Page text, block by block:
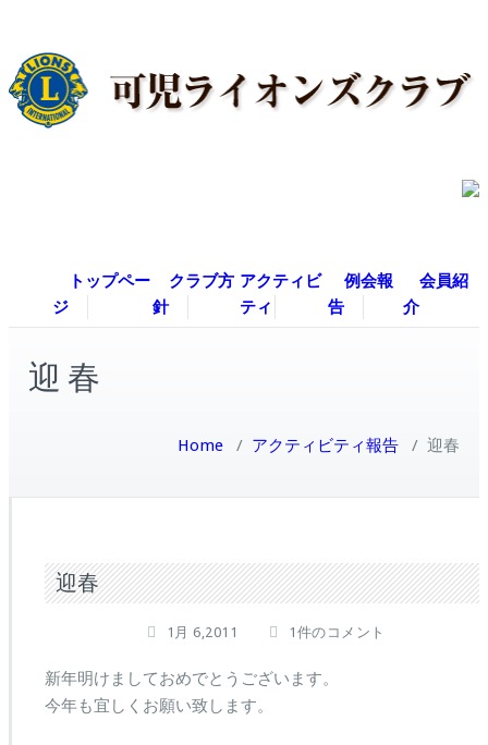
トップペー
ジ
クラブ方
針
アクティビ
ティ
例会報
告
会員紹
介
迎春
Home / アクティビティ報告 / 迎春
迎春
1月 6,2011
迎
へ
1件のコメント
新年明けましておめでとうございます。
今年も宜しくお願い致します。